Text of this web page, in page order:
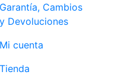
Garantía, Cambios
y Devoluciones
Mi cuenta
Tienda